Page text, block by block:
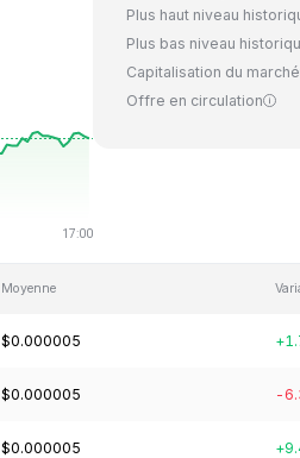
Plus haut niveau
Plus bas niveau
Capitalisation du marché
Offre en circulation
Moyenne
$0.000005
$0.000005 -
$0.000005